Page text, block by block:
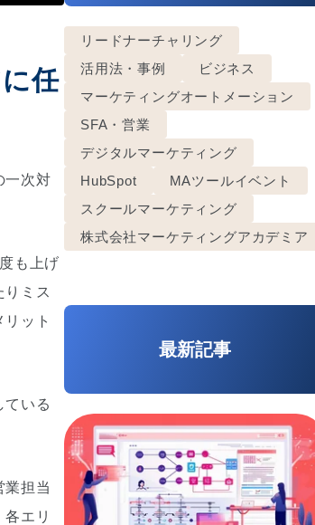
任
一次対
も上げ
ミス
ット
ている
業担当
エリ
リードナーチャリング
活用法・事例
ビジネス
マーケティングオートメーション
SFA・営業
デジタルマーケティング
HubSpot
MAツールイベント
スクールマーケティング
株式会社マーケティングアカデミア
最新記事